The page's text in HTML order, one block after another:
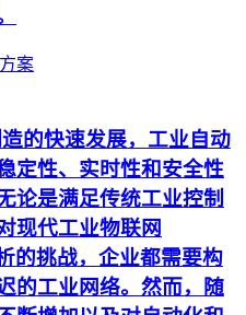
案
的快速发展，工业自动
定性、实时性和安全性
论是满足传统工业控制
现代工业物联网
的挑战，企业都需要构
的工业网络。然而，随